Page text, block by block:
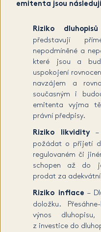
emitenta jsou
Riziko dluhopisů
představují
nepodmíněné a
které jsou a
uspokojení
navzájem a
současným i
emitenta vyjma
právní předpisy.
Riziko likvidity –
požádat o přijetí
regulovaném či
schopen až do
prodat za
Riziko inflace –
doložku.
výnos
z investice do